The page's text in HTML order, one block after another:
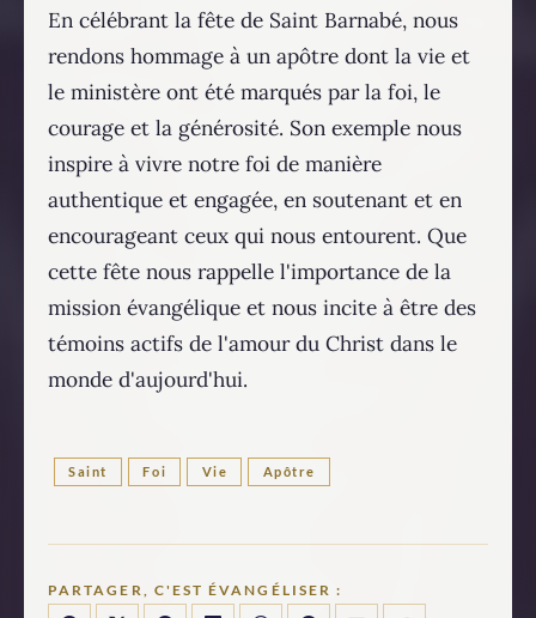
En célébrant la fête de Saint Barnabé, nous
rendons hommage à un apôtre dont la vie et
le ministère ont été marqués par la foi, le
courage et la générosité. Son exemple nous
inspire à vivre notre foi de manière
authentique et engagée, en soutenant et en
encourageant ceux qui nous entourent. Que
cette fête nous rappelle l'importance de la
mission évangélique et nous incite à être des
témoins actifs de l'amour du Christ dans le
monde d'aujourd'hui.
Saint Foi Vie Apôtre
PARTAGER, C'EST ÉVANGÉLISER :